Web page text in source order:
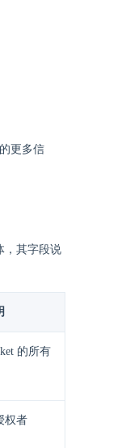
更多信
，其字段说
的所有
权者